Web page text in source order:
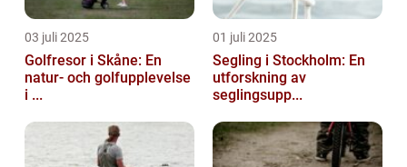
03 juli 2025
Golfresor i Skåne: En
natur- och golfupplevelse
i ...
01 juli 2025
Segling i Stockholm: En
utforskning av
seglingsupp...